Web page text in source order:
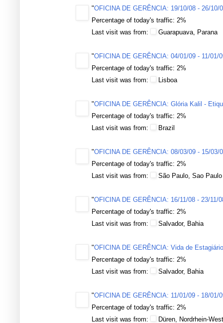
"OFICINA DE GERÊNCIA: 19/10/08 - 26/10/
Percentage of today's traffic: 2%
Last visit was from:
Guarapuava, Parana
"OFICINA DE GERÊNCIA: 04/01/09 - 11/01/
Percentage of today's traffic: 2%
Last visit was from:
Lisboa
"OFICINA DE GERÊNCIA: Glória Kalil -
Percentage of today's traffic: 2%
Last visit was from:
Brazil
"OFICINA DE GERÊNCIA: 08/03/09 - 15/03/
Percentage of today's traffic: 2%
Last visit was from:
São Paulo, Sao Paulo
"OFICINA DE GERÊNCIA: 16/11/08 - 23/11/
Percentage of today's traffic: 2%
Last visit was from:
Salvador, Bahia
"OFICINA DE GERÊNCIA: Vida de
Percentage of today's traffic: 2%
Last visit was from:
Salvador, Bahia
"OFICINA DE GERÊNCIA: 11/01/09 - 18/01/
Percentage of today's traffic: 2%
Last visit was from:
Düren, Nordrhein-